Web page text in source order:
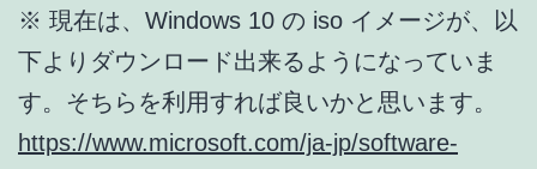
※ 現在は、Windows 10 の iso イメージが、以
下よりダウンロード出来るようになっていま
す。そちらを利用すれば良いかと思います。
https://www.microsoft.com/ja-jp/software-